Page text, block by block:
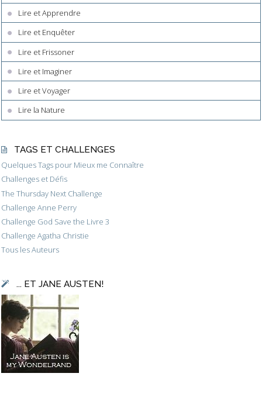
Lire et Apprendre
Lire et Enquêter
Lire et Frissoner
Lire et Imaginer
Lire et Voyager
Lire la Nature
TAGS ET CHALLENGES
Quelques Tags pour Mieux me Connaître
Challenges et Défis
The Thursday Next Challenge
Challenge Anne Perry
Challenge God Save the Livre 3
Challenge Agatha Christie
Tous les Auteurs
... ET JANE AUSTEN!